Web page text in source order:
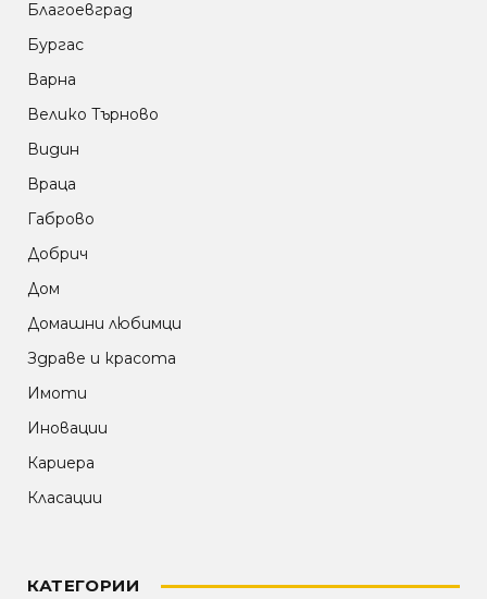
Благоевград
Бургас
Варна
Велико Търново
Видин
Враца
Габрово
Добрич
Дом
Домашни любимци
Здраве и красота
Имоти
Иновации
Кариера
Класации
КАТЕГОРИИ